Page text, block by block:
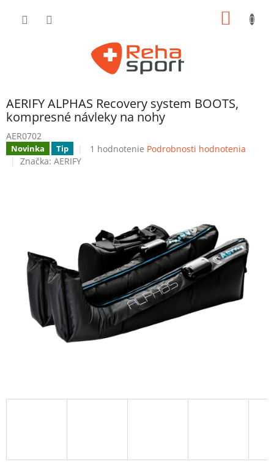
AERIFY ALPHAS Recovery system BOOTS,
kompresné návleky na nohy
AER0702
Novinka Tip
Priemerné
hviezdičiek.
1 hodnotenie Podrobnosti hodnotenia
Značka: AERIFY